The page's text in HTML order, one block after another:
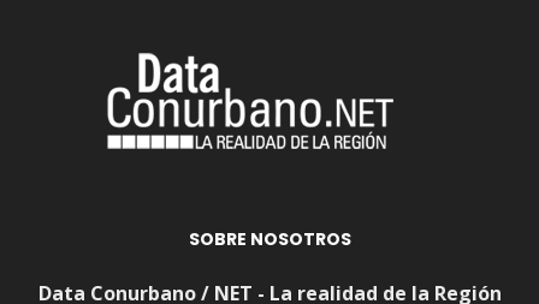
SOBRE NOSOTROS
Data Conurbano / NET - La realidad de la Región